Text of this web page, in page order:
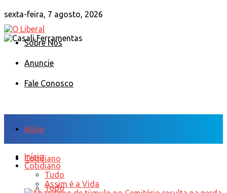
sexta-feira, 7 agosto, 2026
Sobre Nós
Anuncie
Fale Conosco
Início
Cotidiano
Tudo
Início
Cotidiano
Tudo
Assim é a Vida